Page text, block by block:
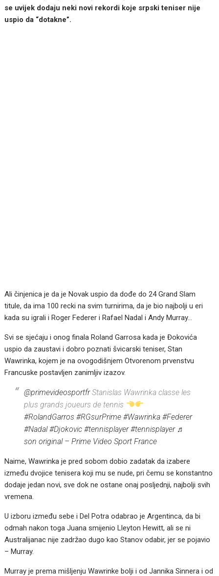
se uvijek dodaju neki novi rekordi koje srpski teniser nije
uspio da “dotakne”.
Ali činjenica je da je Novak uspio da dođe do 24 Grand Slam
titule, da ima 100 recki na svim turnirima, da je bio najbolji u eri
kada su igrali i Roger Federer i Rafael Nadal i Andy Murray…
Svi se sjećaju i onog finala Roland Garrosa kada je Đokovića
uspio da zaustavi i dobro poznati švicarski teniser, Stan
Wawrinka, kojem je na ovogodišnjem Otvorenom prvenstvu
Francuske postavljen zanimljiv izazov.
@primevideosportfrStanislas Wawrinka classe les
plus grands joueurs de tennis
#RolandGarros #RGsurPrime #Wawrinka #Federer
#Nadal #Djokovic #tennisplayer #tennisplayer ♬
son original – Prime Video Sport France
Naime, Wawrinka je pred sobom dobio zadatak da izabere
između dvojice tenisera koji mu se nude, pri čemu se konstantno
dodaje jedan novi, sve dok ne ostane onaj posljednji, najbolji svih
vremena.
U izboru između sebe i Del Potra odabrao je Argentinca, da bi
odmah nakon toga Juana smijenio Lleyton Hewitt, ali se ni
Australijanac nije zadržao dugo kao Stanov odabir, jer se pojavio
– Murray.
Murray je prema mišljenju Wawrinke bolji i od Jannika Sinnera i od